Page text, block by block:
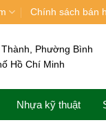
Chính sách bán
Phường Bình
Hồ Chí Minh
Nhựa kỹ thuật